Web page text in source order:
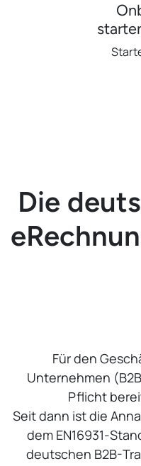
Die
Für den
Unternehmen
Pflicht
Seit dann ist die
dem EN16931-
deutschen B2B-